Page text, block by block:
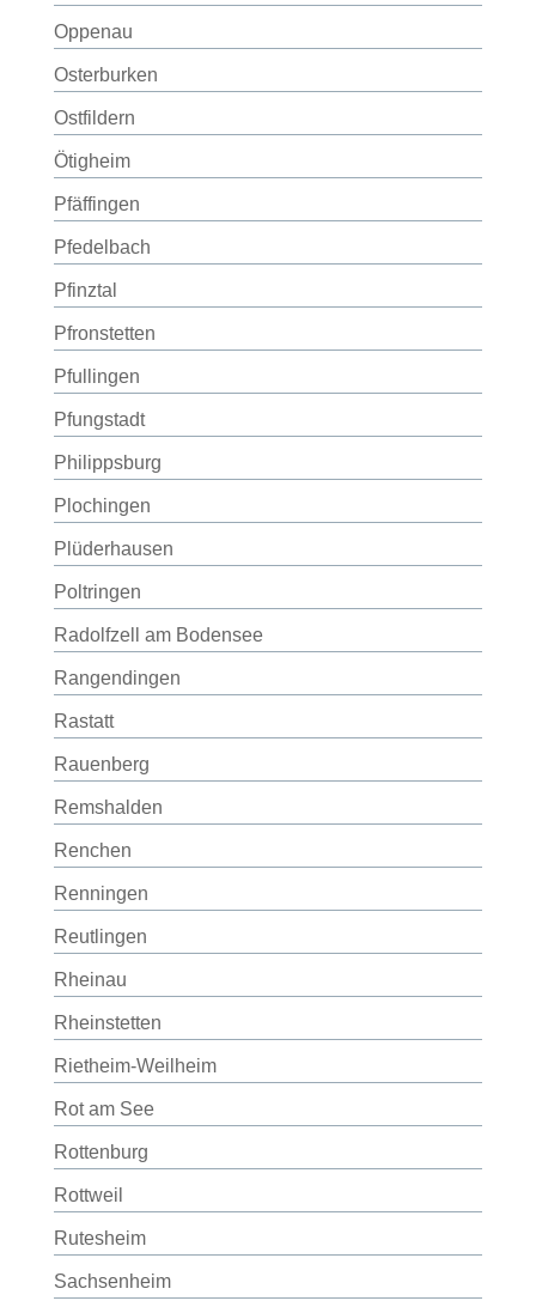
Oppenau
Osterburken
Ostfildern
Ötigheim
Pfäffingen
Pfedelbach
Pfinztal
Pfronstetten
Pfullingen
Pfungstadt
Philippsburg
Plochingen
Plüderhausen
Poltringen
Radolfzell am Bodensee
Rangendingen
Rastatt
Rauenberg
Remshalden
Renchen
Renningen
Reutlingen
Rheinau
Rheinstetten
Rietheim-Weilheim
Rot am See
Rottenburg
Rottweil
Rutesheim
Sachsenheim